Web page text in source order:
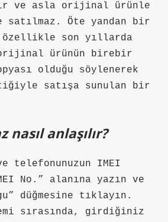
ve asla orijinal ürünle
satılmaz. Öte yandan bir
son yıllarda
ürünün birebir
olduğu söylenerek
satışa sunulan bir
nasıl anlaşılır?
telefonunuzun IMEI
No.” alanına yazın ve
düğmesine tıklayın.
sırasında, girdiğiniz